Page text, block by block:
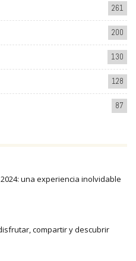
261
200
130
128
87
una experiencia inolvidable
disfrutar, compartir y descubrir